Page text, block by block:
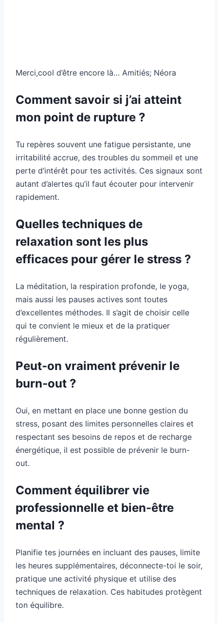
Merci,cool d’être encore là… Amitiés; Néora
Comment savoir si j’ai atteint
mon point de rupture ?
Tu repères souvent une fatigue persistante, une
irritabilité accrue, des troubles du sommeil et une
perte d’intérêt pour tes activités. Ces signaux sont
autant d’alertes qu’il faut écouter pour intervenir
rapidement.
Quelles techniques de
relaxation sont les plus
efficaces pour gérer le stress ?
La méditation, la respiration profonde, le yoga,
mais aussi les pauses actives sont toutes
d’excellentes méthodes. Il s’agit de choisir celle
qui te convient le mieux et de la pratiquer
régulièrement.
Peut-on vraiment prévenir le
burn-out ?
Oui, en mettant en place une bonne gestion du
stress, posant des limites personnelles claires et
respectant ses besoins de repos et de recharge
énergétique, il est possible de prévenir le burn-
out.
Comment équilibrer vie
professionnelle et bien-être
mental ?
Planifie tes journées en incluant des pauses, limite
les heures supplémentaires, déconnecte-toi le soir,
pratique une activité physique et utilise des
techniques de relaxation. Ces habitudes protègent
ton équilibre.